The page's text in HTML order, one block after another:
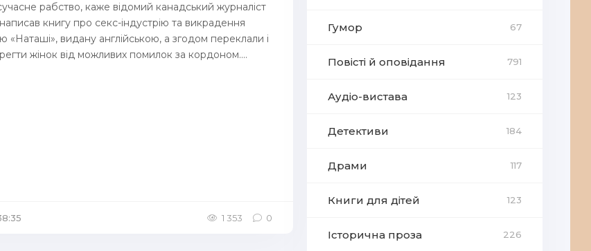
рабство, каже відомий канадський журналіст
книгу про секс-індустрію та викрадення
«Наташі», видану англійською, а згодом переклали і
жінок від можливих помилок за кордоном....
аудіокниги 1 353 0
Гумор 67
Повісті й оповідання 791
Аудіо-вистава 123
Детективи 184
Драми 117
Книги для дітей 123
Історична проза 226